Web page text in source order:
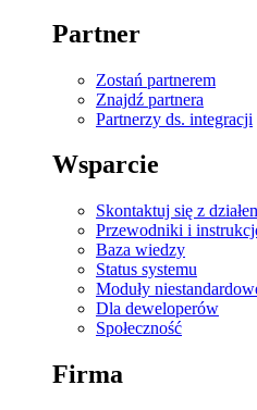
Partner
Zostań partnerem
Znajdź partnera
Partnerzy ds. integracji
Wsparcie
Skontaktuj się z
Przewodniki i
Baza wiedzy
Status systemu
Moduły
Dla deweloperów
Społeczność
Firma